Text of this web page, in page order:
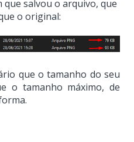
que salvou o arquivo, que
o original:
que o tamanho do seu
o tamanho máximo, de